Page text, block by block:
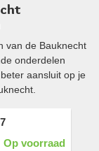
van de Bauknecht
onderdelen
aansluit op je
Op voorraad